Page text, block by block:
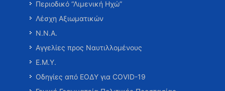
Περιοδικό “Λιμενική Ηχώ”
Λέσχη Αξιωματικών
Ν.Ν.Α.
Αγγελίες προς Ναυτιλλομένους
Ε.Μ.Υ.
Οδηγίες από ΕΟΔΥ για COVID-19